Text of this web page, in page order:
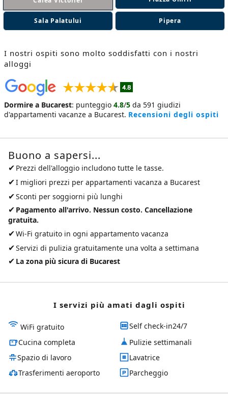
Sala Palatului Pipera
I nostri ospiti sono molto soddisfatti con i nostri
alloggi
Dormire a Bucarest: punteggio 4.8/5 da 591 giudizi
d'appartamenti vacanze a Bucarest. Recensioni degli ospiti
Buono a sapersi...
✔ Prezzi dell'alloggio includono tutte le tasse.
✔I migliori prezzi per appartamenti vacanza a Bucarest
✔Sconti per soggiorni più lunghi
✔ Pagamento all'arrivo. Nessun costo. Cancellazione
gratuita.
✔Wi-Fi gratuito in ogni appartamento vacanza
✔Servizi di pulizia gratuitamente una volta a settimana
✔ La zona più sicura di Bucarest
I servizi più amati dagli ospiti
WiFi gratuito
Self check-in24/7
Cucina completa
Pulizie settimanali
Spazio di lavoro
Lavatrice
Trasferimenti aeroporto
Parcheggio